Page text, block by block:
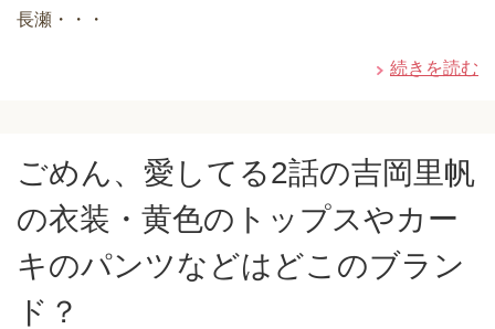
長瀬・・・
続きを読む
ごめん、愛してる2話の吉岡里帆
の衣装・黄色のトップスやカー
キのパンツなどはどこのブラン
ド？